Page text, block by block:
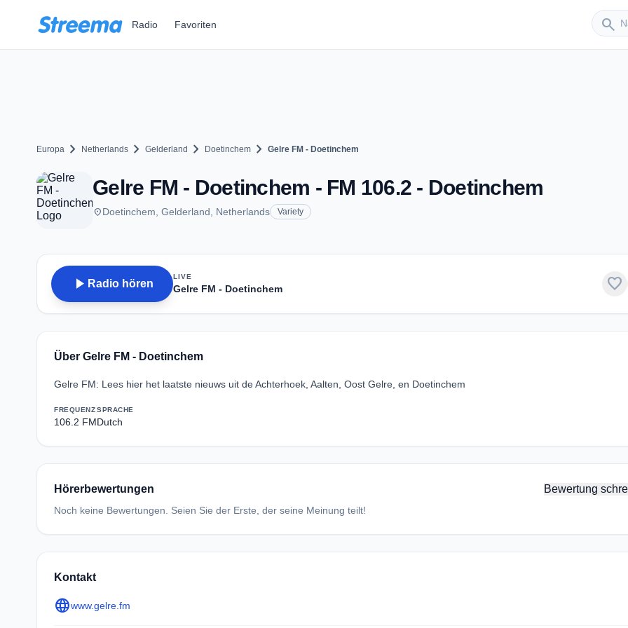
Radio Favoriten search
Europa chevron_right Netherlands chevron_right Gelderland chevron_right Doetinchem chevron_right Gelre FM - Doetinchem
Gelre FM - Doetinchem - FM 106.2 - Doetinchem
placeDoetinchem, Gelderland, Netherlands Variety
play_arrow Radio hören
LIVE
Gelre FM - Doetinchem favorite
Über Gelre FM - Doetinchem
Gelre FM: Lees hier het laatste nieuws uit de Achterhoek, Aalten, Oost Gelre, en Doetinchem
FREQUENZ
106.2 FM
SPRACHE
Dutch
Hörerbewertungen Bewertung
Noch keine Bewertungen. Seien Sie der Erste, der seine Meinung teilt!
Kontakt
languagewww.gelre.fm